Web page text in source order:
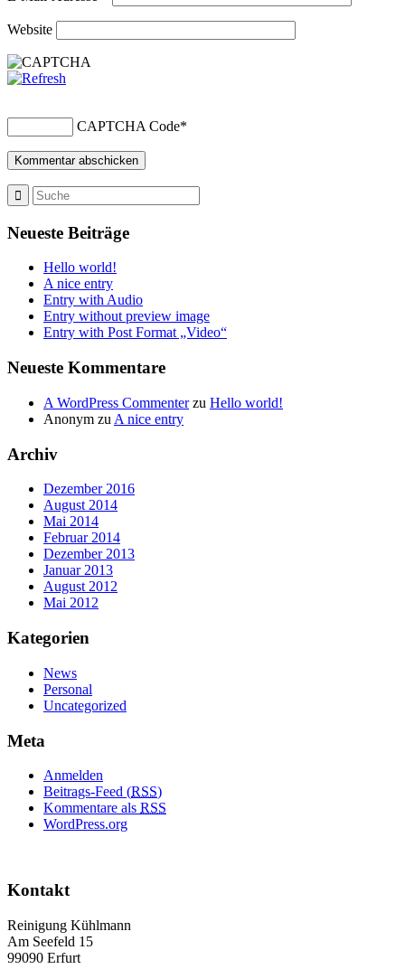
Website
CAPTCHA Code*
Neueste Beiträge
Hello world!
A nice entry
Entry with Audio
Entry without preview image
Entry with Post Format „Video“
Neueste Kommentare
A WordPress Commenterzu Hello world!
Anonym zu A nice entry
Archiv
Dezember 2016
August 2014
Mai 2014
Februar 2014
Dezember 2013
Januar 2013
August 2012
Mai 2012
Kategorien
News
Personal
Uncategorized
Meta
Anmelden
Beitrags-Feed (RSS)
Kommentare als RSS
WordPress.org
Kontakt
Reinigung Kühlmann
Am Seefeld 15
99090 Erfurt